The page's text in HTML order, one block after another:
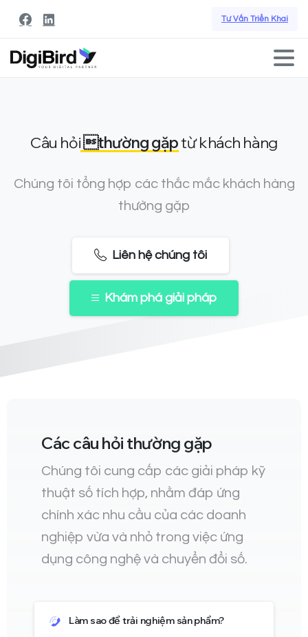
Tư Vấn Triển Khai
Câu hỏithường gặptừ khách hàng
Chúng tôi tổng hợp các thắc mắc khách hàng
thường gặp
Liên hệ chúng tôi
Khám phá giải pháp
Các câu hỏi thường gặp
Chúng tôi cung cấp các giải pháp kỹ
thuật số tích hợp, nhằm đáp ứng
chính xác nhu cầu của các doanh
nghiệp vừa và nhỏ trong việc ứng
dụng công nghệ và chuyển đổi số.
Làm sao để trải nghiệm sản phẩm?